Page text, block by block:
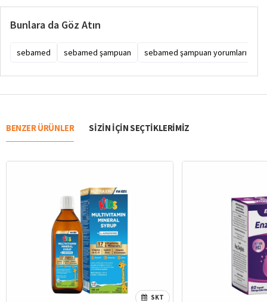
Bunlara da Göz Atın
sebamed sebamed şampuan sebamed şampuan yorumları
BENZER ÜRÜNLER SIZIN IÇIN SEÇTIKLERIMIZ
SKT